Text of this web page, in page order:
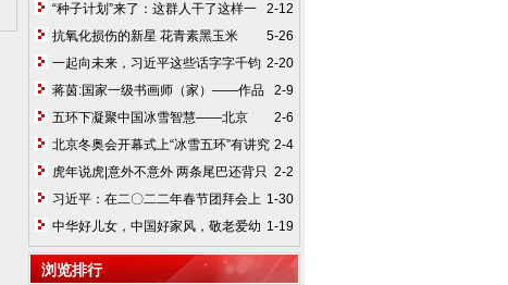
2-12
“种子计划”来了：这群人干了这样一
件大事
5-26
抗氧化损伤的新星 花青素黑玉米
2-20
一起向未来，习近平这些话字字千钧
2-9
蒋茵:国家一级书画师（家）——作品
欣赏
2-6
五环下凝聚中国冰雪智慧——北京
2022年冬奥会开幕式诞生记
2-4
北京冬奥会开幕式上“冰雪五环”有讲究
2-2
虎年说虎|意外不意外 两条尾巴还背只
小鸟竟是“虎崇拜”
1-30
习近平：在二〇二二年春节团拜会上
的讲话
1-19
中华好儿女，中国好家风，敬老爱幼
模范——韩冠畴
浏览排行